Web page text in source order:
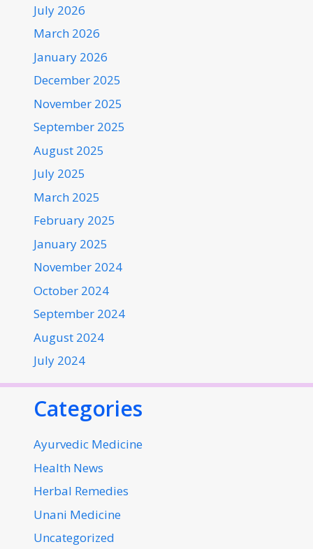
July 2026
March 2026
January 2026
December 2025
November 2025
September 2025
August 2025
July 2025
March 2025
February 2025
January 2025
November 2024
October 2024
September 2024
August 2024
July 2024
Categories
Ayurvedic Medicine
Health News
Herbal Remedies
Unani Medicine
Uncategorized